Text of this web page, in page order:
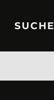
SUCHE